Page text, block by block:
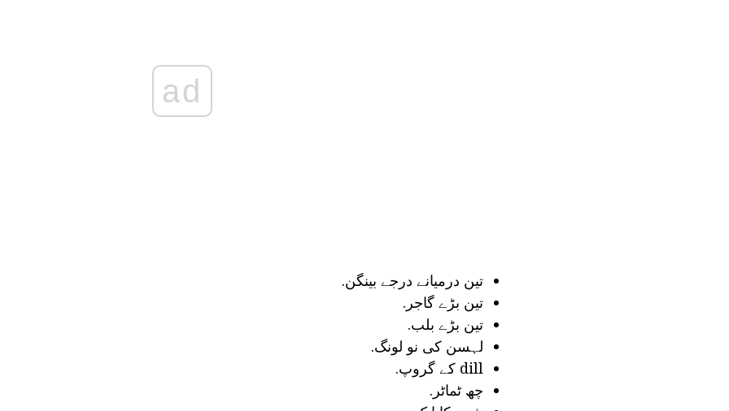
ad
تین درمیانے درجے بینگن.
تین بڑے گاجر.
تین بڑے بلب.
لہسن کی نو لونگ.
dill کے گروپ.
چھ ٹماٹر.